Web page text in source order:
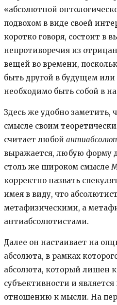
«абсолютной
подвохом в виде своей
коротко говоря, состоит в
непротиворечия из
вещей во времени,
быть другой в будущем
необходимо быть собой в
Здесь же удобно заметить,
смысле своим
считает любой
выражается, любую форму
столь же широком смысле
корректно назвать
имея в виду, что
метафизическими, а
антиабсолютистами.
Далее он настаивает на
абсолюта, в рамках
абсолюта, который лишен
субъективности и
отношению к мысли. На